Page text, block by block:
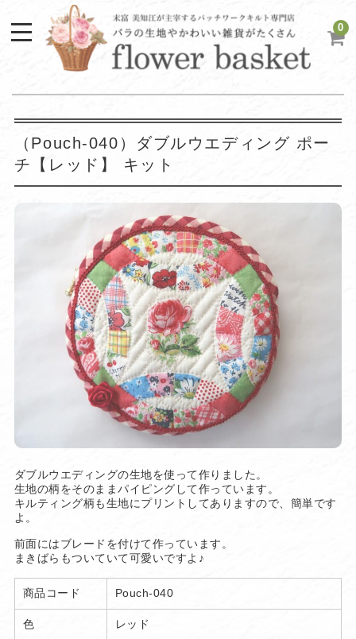
0
（Pouch-040）ダブルウエディング ポー
チ【レッド】 キット
ダブルウエディングの生地を使って作りました。
生地の柄をそのままパイピングして作っています。
キルティング柄も生地にプリントしてありますので、簡単です
よ。
前面にはブレードを付けて作っています。
まきばらもついていて可愛いですよ♪
商品コード Pouch-040
色 レッド